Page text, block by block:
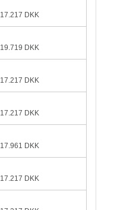
17.217 DKK
19.719 DKK
17.217 DKK
17.217 DKK
17.961 DKK
17.217 DKK